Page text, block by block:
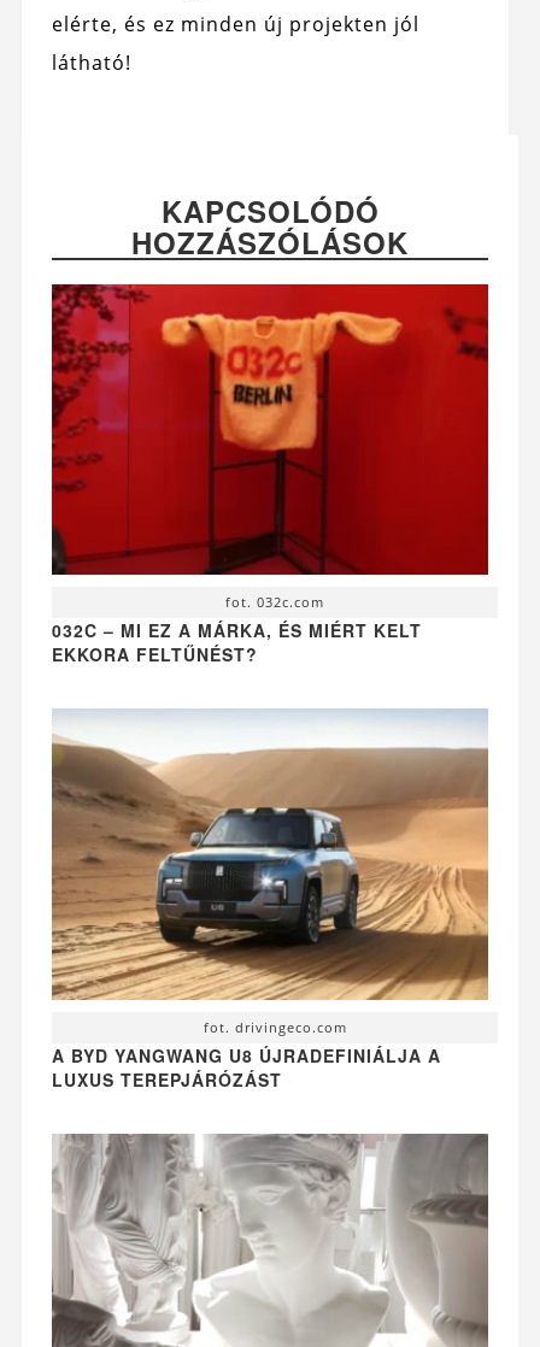
elérte, és ez minden új projekten jól
látható!
KAPCSOLÓDÓ
HOZZÁSZÓLÁSOK
fot. 032c.com
032C – MI EZ A MÁRKA, ÉS MIÉRT KELT
EKKORA FELTŰNÉST?
fot. drivingeco.com
A BYD YANGWANG U8 ÚJRADEFINIÁLJA A
LUXUS TEREPJÁRÓZÁST